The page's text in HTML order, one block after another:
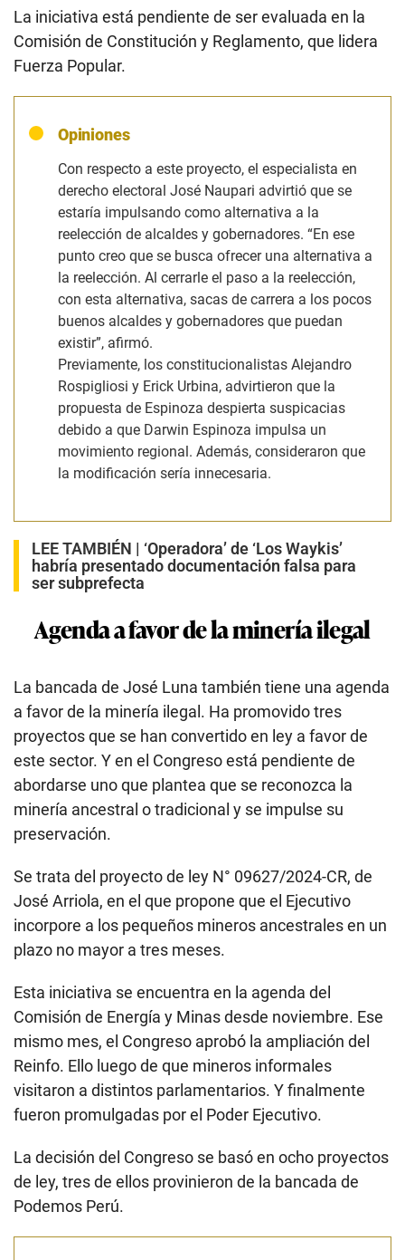
La iniciativa está pendiente de ser evaluada en la
Comisión de Constitución y Reglamento, que lidera
Fuerza Popular.
Opiniones
Con respecto a este proyecto, el especialista en
derecho electoral José Naupari advirtió que se
estaría impulsando como alternativa a la
reelección de alcaldes y gobernadores. “En ese
punto creo que se busca ofrecer una alternativa a
la reelección. Al cerrarle el paso a la reelección,
con esta alternativa, sacas de carrera a los pocos
buenos alcaldes y gobernadores que puedan
existir”, afirmó.
Previamente, los constitucionalistas Alejandro
Rospigliosi y Erick Urbina, advirtieron que la
propuesta de Espinoza despierta suspicacias
debido a que Darwin Espinoza impulsa un
movimiento regional. Además, consideraron que
la modificación sería innecesaria.
LEE TAMBIÉN | ‘Operadora’ de ‘Los Waykis’
habría presentado documentación falsa para
ser subprefecta
Agenda a favor de la minería ilegal
La bancada de José Luna también tiene una agenda
a favor de la minería ilegal. Ha promovido tres
proyectos que se han convertido en ley a favor de
este sector. Y en el Congreso está pendiente de
abordarse uno que plantea que se reconozca la
minería ancestral o tradicional y se impulse su
preservación.
Se trata del proyecto de ley N° 09627/2024-CR, de
José Arriola, en el que propone que el Ejecutivo
incorpore a los pequeños mineros ancestrales en un
plazo no mayor a tres meses.
Esta iniciativa se encuentra en la agenda del
Comisión de Energía y Minas desde noviembre. Ese
mismo mes, el Congreso aprobó la ampliación del
Reinfo. Ello luego de que mineros informales
visitaron a distintos parlamentarios. Y finalmente
fueron promulgadas por el Poder Ejecutivo.
La decisión del Congreso se basó en ocho proyectos
de ley, tres de ellos provinieron de la bancada de
Podemos Perú.